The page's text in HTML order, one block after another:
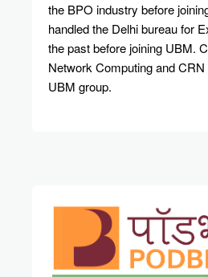
the BPO industry before
handled the Delhi bureau for
the past before joining UBM.
Network Computing and
UBM group.